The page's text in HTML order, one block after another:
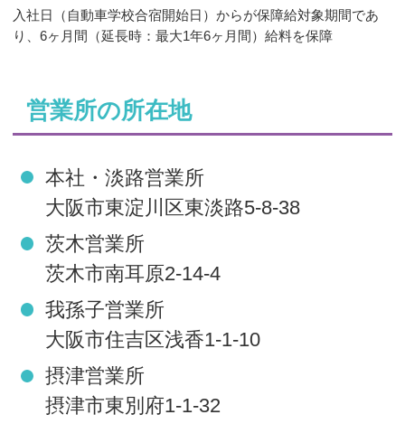
入社日（自動車学校合宿開始日）からが保障給対象期間であ
り、6ヶ月間（延長時：最大1年6ヶ月間）給料を保障
営業所の所在地
本社・淡路営業所
大阪市東淀川区東淡路5-8-38
茨木営業所
茨木市南耳原2-14-4
我孫子営業所
大阪市住吉区浅香1-1-10
摂津営業所
摂津市東別府1-1-32